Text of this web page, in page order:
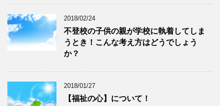
2018/02/24
不登校の子供の親が学校に執着してしま
うとき！こんな考え方はどうでしょう
か？
2018/01/27
【福祉の心】について！